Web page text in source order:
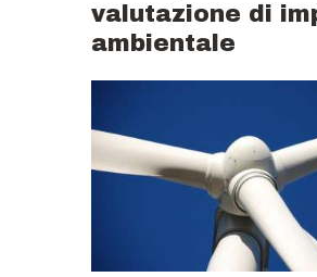
valutazione di
ambientale